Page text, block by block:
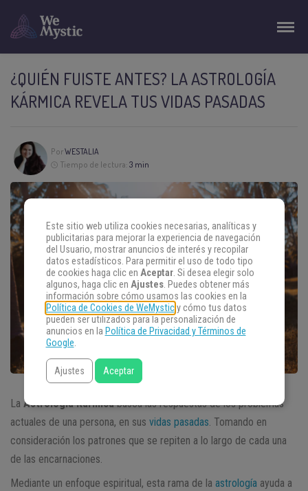
¿QUIÉN FUISTE ANTES? LA ASTROLOGÍA
KÁRMICA REVELA TUS VIDAS PASADAS
PorWESTALIA
Tiempo de lectura: 3 min
La Astrología Kármicabusca las respuestas de los problemas
actuales de una persona, en sus vidas pasadas . Tomando en
consideración los patrones que se repiten a lo largo de cada una
de las encarnaciones.
Mediante un enfoque espiritual, esta rama de la astrología ayuda a
Este sitio web utiliza cookies necesarias, analíticas y
publicitarias para mejorar la experiencia de navegación
del Usuario, mostrar anuncios de interés y recopilar
datos estadísticos. Para permitir el uso de todo tipo
de cookies haga clic en Aceptar. Si desea elegir solo
algunos, haga clic en Ajustes. Puedes obtener más
información sobre cómo usamos las cookies en la
Política de Cookies de WeMysticy cómo tus datos
pueden ser utilizados para la personalización de
anuncios en la Política de Privacidad y Términos de
Google.
Ajustes Aceptar